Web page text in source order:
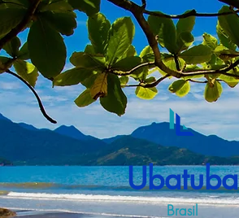
Ubatuba
Brasil